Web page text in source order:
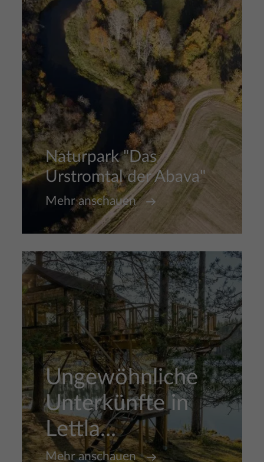
Naturpark "Das
Urstromtal der Abava"
Mehr anschauen
Ungewöhnliche
Unterkünfte in
Lettla...
Mehr anschauen